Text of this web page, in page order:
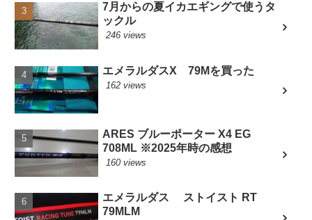
7月からの夏イカエギングで使うタ
ックル
246 views
エメラルダスX 79Mを買った
162 views
ARES ブルーポーター X4 EG
708ML ※2025年時の感想
160 views
エメラルダス ストイスト RT
79MLM